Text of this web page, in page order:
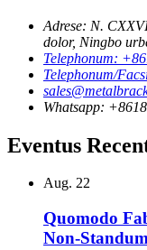
Adrese: N.
dolor, Ningbo
Telephonum:
Telephonum/
Whatsapp:
Eventus
Aug. 22
Quomodo
Non-